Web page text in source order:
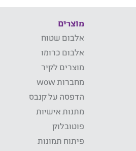
מוצרים
אלבום שטוח
אלבום כרומו
מוצרים לקיר
מחברות wow
הדפסה על קנבס
מתנות אישיות
פוטובלוק
פיתוח תמונות